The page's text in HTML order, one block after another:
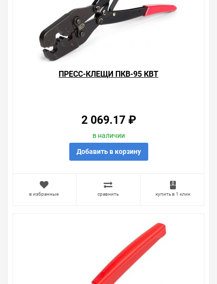
ПРЕСС-КЛЕЩИ ПКВ-95 КВТ
2 069.17 ₽
в наличии
Добавить в корзину
в избранные сравнить купить в 1 клик